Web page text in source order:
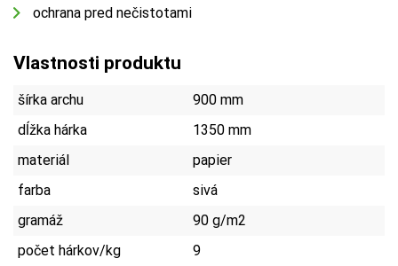
ochrana pred nečistotami
Vlastnosti produktu
šírka archu
900 mm
dĺžka hárka
1350 mm
materiál
papier
farba
sivá
gramáž
90 g/m2
počet hárkov/kg
9